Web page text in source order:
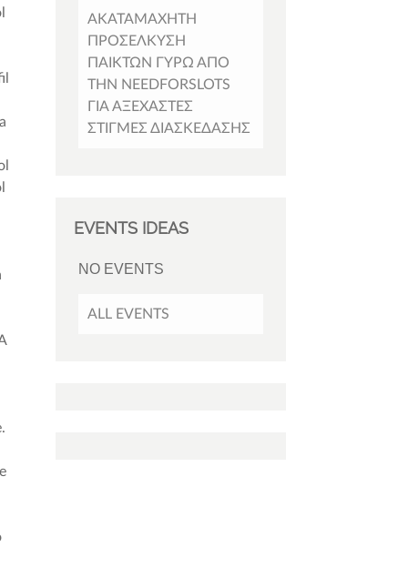
ΑΚΑΤΑΜΆΧΗΤΗ
ΠΡΟΣΈΛΚΥΣΗ
ΠΑΊΚΤΏΝ ΓΎΡΩ ΑΠΌ
ΤΗΝ NEEDFORSLOTS
ΓΙΑ ΑΞΈΧΑΣΤΕΣ
ΣΤΙΓΜΈΣ ΔΙΑΣΚΈΔΑΣΗΣ
EVENTS IDEAS
NO EVENTS
ALL EVENTS